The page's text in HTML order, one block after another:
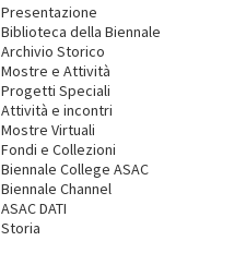
Presentazione
Biblioteca della Biennale
Archivio Storico
Mostre e Attività
Progetti Speciali
Attività e incontri
Mostre Virtuali
Fondi e Collezioni
Biennale College ASAC
Biennale Channel
ASAC DATI
Storia